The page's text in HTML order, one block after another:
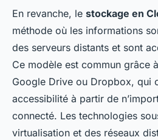
En revanche, le stockage en
méthode où les informations
des serveurs distants et sont
Ce modèle est commun grâce
Google Drive ou Dropbox, qui
accessibilité à partir de
connecté. Les technologies
virtualisation et des réseaux